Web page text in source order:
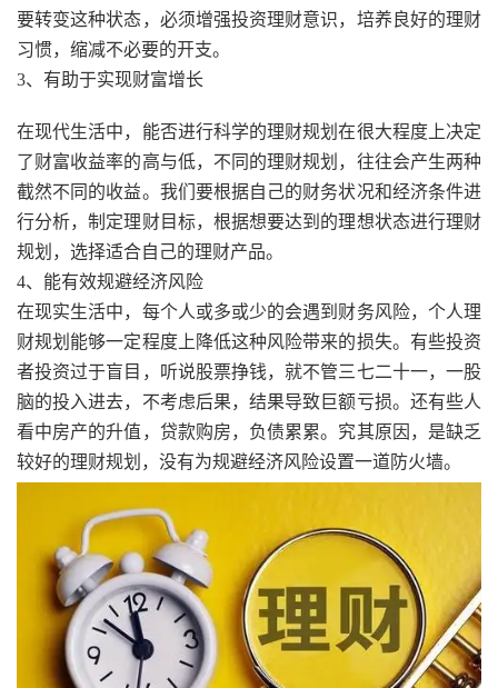
要转变这种状态，必须增强投资理财意识，培养良好的理财
习惯，缩减不必要的开支。
3、有助于实现财富增长
在现代生活中，能否进行科学的理财规划在很大程度上决定
了财富收益率的高与低，不同的理财规划，往往会产生两种
截然不同的收益。我们要根据自己的财务状况和经济条件进
行分析，制定理财目标，根据想要达到的理想状态进行理财
规划，选择适合自己的理财产品。
4、能有效规避经济风险
在现实生活中，每个人或多或少的会遇到财务风险，个人理
财规划能够一定程度上降低这种风险带来的损失。有些投资
者投资过于盲目，听说股票挣钱，就不管三七二十一，一股
脑的投入进去，不考虑后果，结果导致巨额亏损。还有些人
看中房产的升值，贷款购房，负债累累。究其原因，是缺乏
较好的理财规划，没有为规避经济风险设置一道防火墙。